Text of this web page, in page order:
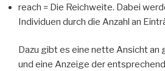
reach = Die Reichweite. Dabei
Individuen durch die Anzahl an
Dazu gibt es eine nette Ansicht
und eine Anzeige der